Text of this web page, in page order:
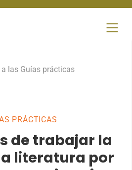
a las Guías prácticas
PRÁCTICAS
de trabajar la
literatura por